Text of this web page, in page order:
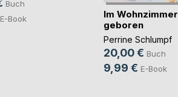
Buch
E-Book
Im Wohnzimmer
geboren
Perrine Schlumpf
20,00 € Buch
9,99 € E-Book